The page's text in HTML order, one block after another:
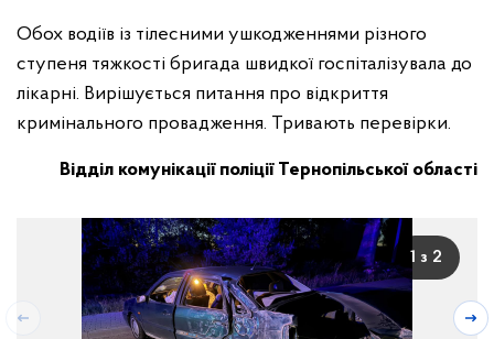
Обох водіїв із тілесними ушкодженнями різного
ступеня тяжкості бригада швидкої госпіталізувала до
лікарні. Вирішується питання про відкриття
кримінального провадження. Тривають перевірки.
Відділ комунікації поліції Тернопільської області
1 з 2